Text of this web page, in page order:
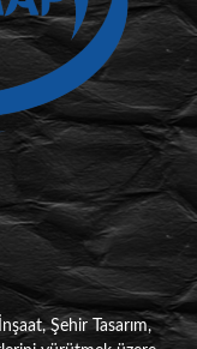
Şehir Tasarım,